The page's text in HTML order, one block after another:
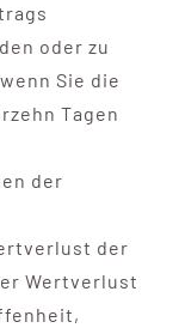
oder zu
Sie die
Tagen
der
der
Wertverlust